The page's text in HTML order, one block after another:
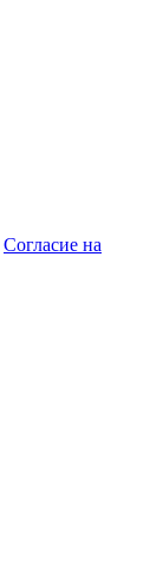
Согласие на